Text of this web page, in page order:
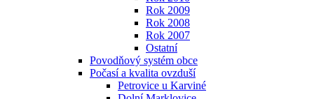
Rok 2009
Rok 2008
Rok 2007
Ostatní
Povodňový systém obce
Počasí a kvalita ovzduší
Petrovice u Karviné